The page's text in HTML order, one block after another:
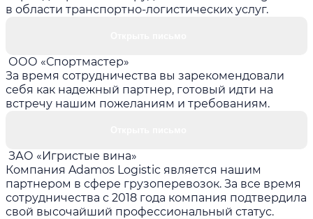
в области транспортно-логистических услуг.
ООО «Спортмастер»
За время сотрудничества вы зарекомендовали
себя как надежный партнер, готовый идти на
встречу нашим пожеланиям и требованиям.
ЗАО «Игристые вина»
Компания Adamos Logistic является нашим
партнером в сфере грузоперевозок. За все время
сотрудничества с 2018 года компания подтвердила
свой высочайший профессиональный статус.